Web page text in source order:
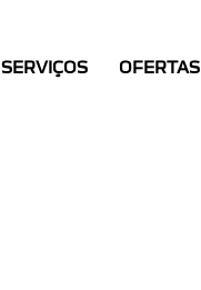
SERVIÇOS OFERTAS